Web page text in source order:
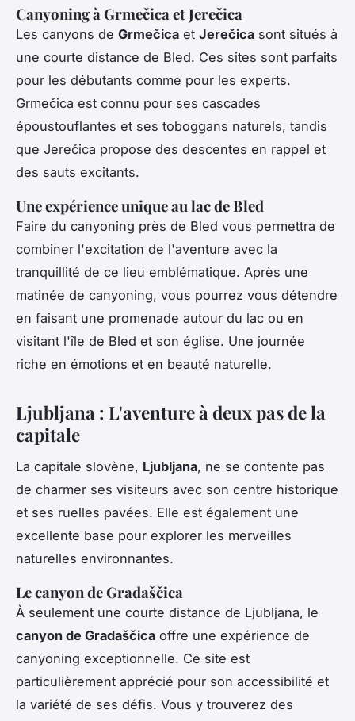
Canyoning à Grmečica et Jerečica
Les canyons de Grmečica et Jerečica sont situés à
une courte distance de Bled. Ces sites sont parfaits
pour les débutants comme pour les experts.
Grmečica est connu pour ses cascades
époustouflantes et ses toboggans naturels, tandis
que Jerečica propose des descentes en rappel et
des sauts excitants.
Une expérience unique au lac de Bled
Faire du canyoning près de Bled vous permettra de
combiner l'excitation de l'aventure avec la
tranquillité de ce lieu emblématique. Après une
matinée de canyoning, vous pourrez vous détendre
en faisant une promenade autour du lac ou en
visitant l'île de Bled et son église. Une journée
riche en émotions et en beauté naturelle.
Ljubljana : L'aventure à deux pas de la
capitale
La capitale slovène, Ljubljana, ne se contente pas
de charmer ses visiteurs avec son centre historique
et ses ruelles pavées. Elle est également une
excellente base pour explorer les merveilles
naturelles environnantes.
Le canyon de Gradaščica
À seulement une courte distance de Ljubljana, le
canyon de Gradaščica offre une expérience de
canyoning exceptionnelle. Ce site est
particulièrement apprécié pour son accessibilité et
la variété de ses défis. Vous y trouverez des